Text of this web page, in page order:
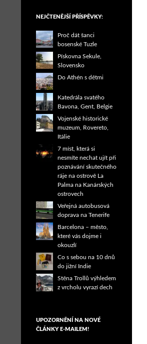
NEJČTENĚJŠÍ PŘÍSPĚVKY:
Proč dát šanci
bosenské Tuzle
Pískovna Sekule,
Slovensko
Do Athén s dětmi
Katedrála svatého
Bavona, Gent, Belgie
Vojenské historické
muzeum, Rovereto,
Itálie
7 míst, která si
nesmíte nechat ujít při
poznávání skutečného
ráje na ostrově La
Palma na Kanárských
ostrovech
Veřejná autobusová
doprava na Tenerife
Barcelona – město,
které vás dojme i
okouzlí
Co s sebou na 10 dnů
do jižní Indie
Stěna Trollů výhledem
z vrcholu vyrazí dech
UPOZORNĚNÍ NA NOVÉ
ČLÁNKY E-MAILEM!